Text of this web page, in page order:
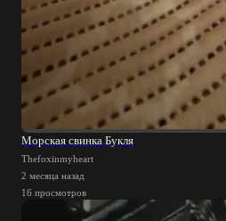
Морская свинка Букля
Thefoxinmyheart
2 месяца назад
16 просмотров